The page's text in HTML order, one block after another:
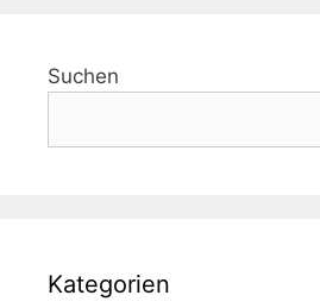
Suchen
Kategorien